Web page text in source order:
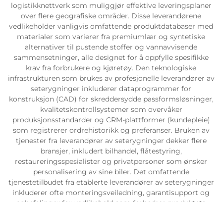
logistikknettverk som muliggjør effektive leveringsplaner
over flere geografiske områder. Disse leverandørene
vedlikeholder vanligvis omfattende produktdatabaser med
materialer som varierer fra premiumlær og syntetiske
alternativer til pustende stoffer og vannavvisende
sammensetninger, alle designet for å oppfylle spesifikke
krav fra forbrukere og kjøretøy. Den teknologiske
infrastrukturen som brukes av profesjonelle leverandører av
seterygninger inkluderer dataprogrammer for
konstruksjon (CAD) for skreddersydde passformsløsninger,
kvalitetskontrollsystemer som overvåker
produksjonsstandarder og CRM-plattformer (kundepleie)
som registrerer ordrehistorikk og preferanser. Bruken av
tjenester fra leverandører av seterygninger dekker flere
bransjer, inkludert bilhandel, flåtestyring,
restaureringsspesialister og privatpersoner som ønsker
personalisering av sine biler. Det omfattende
tjenestetilbudet fra etablerte leverandører av seterygninger
inkluderer ofte monteringsveiledning, garantisupport og